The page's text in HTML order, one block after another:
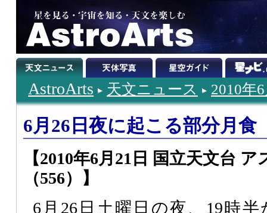
AstroArts 天文ニュース 2010年
6月26日夜に起こる部分月食
【2010年6月21日 国立天文台
（556）】
6月26日土曜日の夜、19時